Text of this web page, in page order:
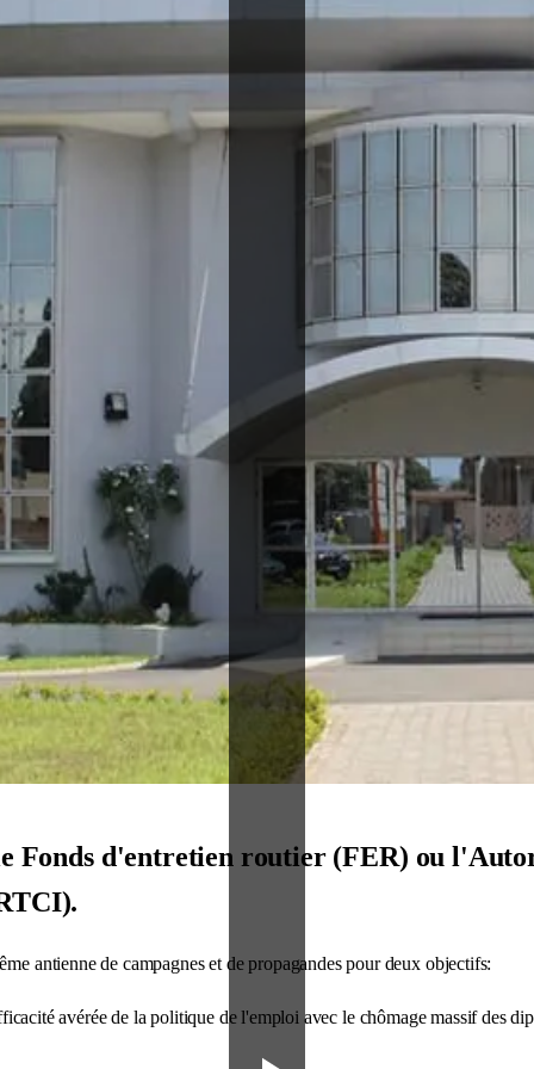
Fonds d'entretien routier (FER) ou
antienne de campagnes et de propagandes pour deux objectifs:
avérée de la politique de l'emploi avec le chômage massif des